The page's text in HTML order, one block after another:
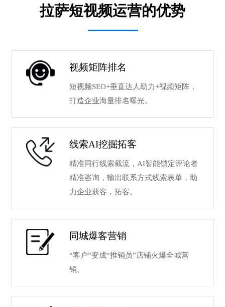
拉萨短视频运营的优势
视频矩阵排名
短视频SEO+垂直达人助力+视频矩阵，
打造企业海量排名曝光。
线索AI挖掘拓客
精准同行线索截流，AI智能锁定评论者
精准咨询，输出联系方式线索表单，助
力企业获客，拓客。
同城爆客营销
“客户”变成“推销员”店铺火爆全城营
销。